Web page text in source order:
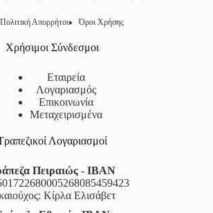
Πολιτική Απορρήτου Όροι Χρήσης
Χρήσιμοι Σύνδεσμοι
Εταιρεία
Λογαριασμός
Επικοινωνία
Μεταχειρισμένα
Λογαριασμοί
Πειραιώς - IBAN
Κίρλα Ελισάβετ